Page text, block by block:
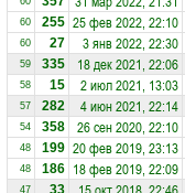
60 255 25 фев 2022, 22:10
60 27 3 янв 2022, 22:30
59 335 18 дек 2021, 22:06
58 15 2 июл 2021, 13:03
57 282 4 июн 2021, 22:14
54 358 26 сен 2020, 22:10
48 199 20 фев 2019, 23:13
48 186 18 фев 2019, 22:09
47 33